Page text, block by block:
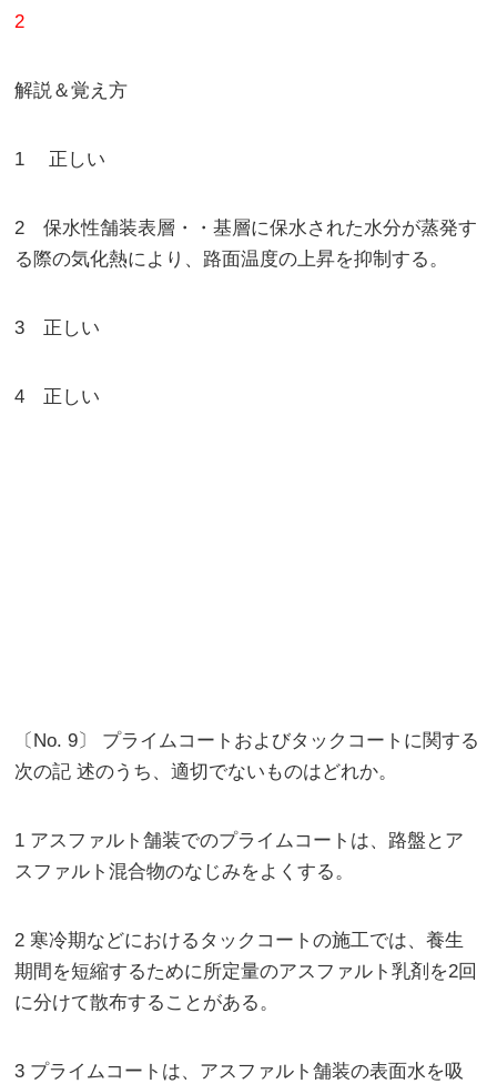
2
解説＆覚え方
1 正しい
2 保水性舗装表層・・基層に保水された水分が蒸発す
る際の気化熱により、路面温度の上昇を抑制する。
3 正しい
4 正しい
〔No. 9〕 プライムコートおよびタックコートに関する
次の記 述のうち、適切でないものはどれか。
1 アスファルト舗装でのプライムコートは、路盤とア
スファルト混合物のなじみをよくする。
2 寒冷期などにおけるタックコートの施工では、養生
期間を短縮するために所定量のアスファルト乳剤を2回
に分けて散布することがある。
3 プライムコートは、アスファルト舗装の表面水を吸